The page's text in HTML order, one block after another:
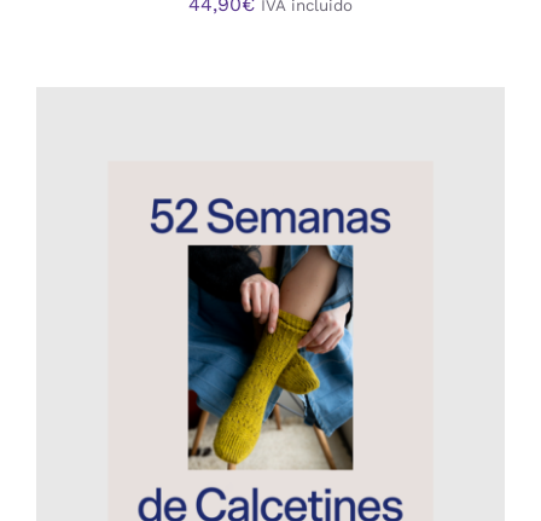
IVA incluido
AÑADIR AL CARRITO